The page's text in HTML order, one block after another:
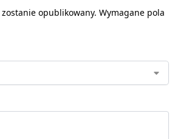
opublikowany. Wymagane pola